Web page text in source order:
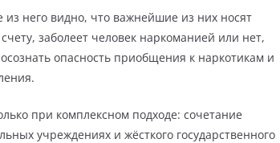
него видно, что важнейшие из них носят
заболеет человек наркоманией или нет,
опасность приобщения к наркотикам и
при комплексном подходе: сочетание
учреждениях и жёсткого государственного